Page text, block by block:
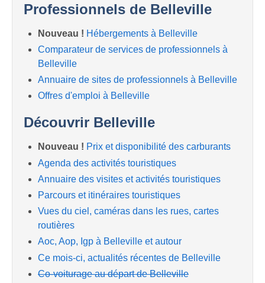
Professionnels de Belleville
Nouveau ! Hébergements à Belleville
Comparateur de services de professionnels à
Belleville
Annuaire de sites de professionnels à Belleville
Offres d'emploi à Belleville
Découvrir Belleville
Nouveau ! Prix et disponibilité des carburants
Agenda des activités touristiques
Annuaire des visites et activités touristiques
Parcours et itinéraires touristiques
Vues du ciel, caméras dans les rues, cartes
routières
Aoc, Aop, Igp à Belleville et autour
Ce mois-ci, actualités récentes de Belleville
Co-voiturage au départ de Belleville